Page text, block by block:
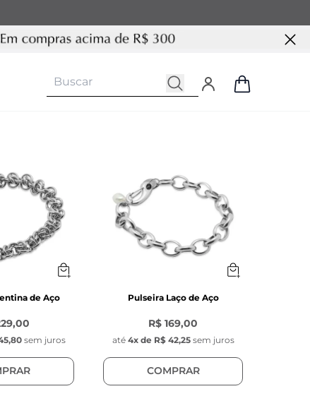
de Aço
sem juros
Pulseira Laço de Aço
R$ 169,00
até 4x de R$ 42,25 sem juros
COMPRAR